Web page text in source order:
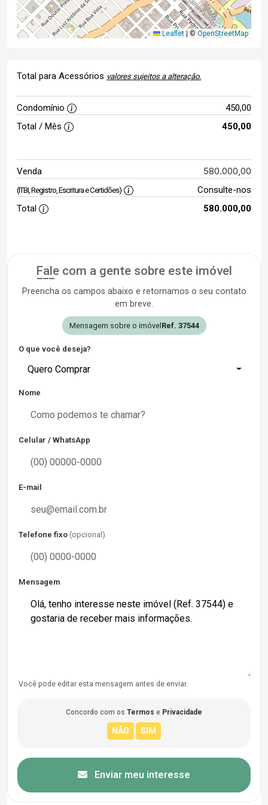
Leaflet | © OpenStreetMap
Total para Acessórios valores sujeitos a alteração.
Condomínio
450,00
Total / Mês
450,00
Venda 580.000,00
(ITBI, Registro, Escritura e Certidões)
Consulte-nos
Total
580.000,00
Fale com a gente sobre este imóvel
Preencha os campos abaixo e retornamos o seu contato
em breve.
Mensagem sobre o imóvelRef. 37544
O que você deseja?
Quero Comprar
Nome
Celular / WhatsApp
E-mail
Telefone fixo (opcional)
Mensagem
Você pode editar esta mensagem antes de enviar.
Concordo com os Termos e Privacidade
Enviar meu interesse